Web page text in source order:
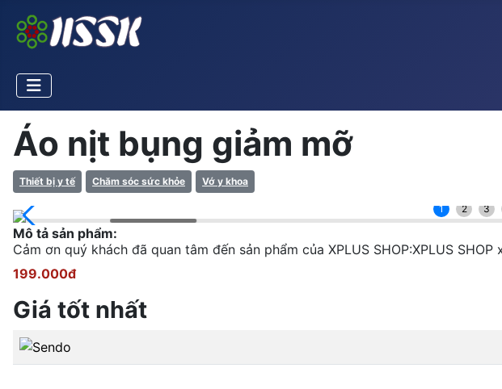
Áo nịt bụng giảm mỡ
Thiết bị y tế Chăm sóc sức khỏe Vớ y khoa
1 2 3
Mô tả sản phẩm:
Cảm ơn quý khách đã quan tâm đến sản phẩm của XPLUS SHOP:XPLUS
199.000đ
Giá tốt nhất